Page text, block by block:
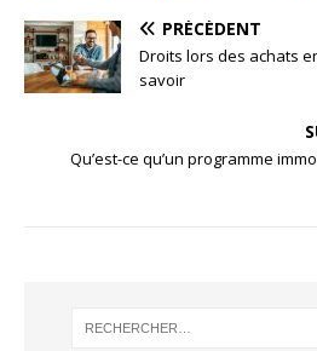
PRÉCÉDENT
Droits lors des achats
savoir
Qu’est-ce qu’un programme